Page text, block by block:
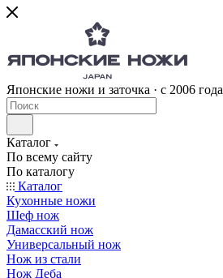
Японские ножи и заточка · с 2006 года
Каталог
По всему сайту
По каталогу
Каталог
Кухонные ножи
Шеф нож
Дамасский нож
Универсальный нож
Нож из стали
Нож Деба